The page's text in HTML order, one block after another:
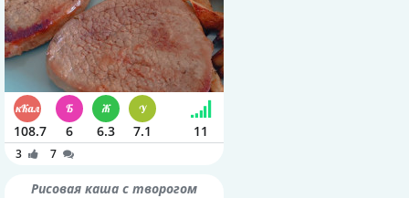
108.7 6 6.3 7.1 11
3 7
Рисовая каша с творогом